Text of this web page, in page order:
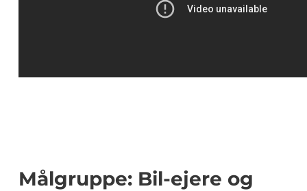
Målgruppe: Bil-ejere og